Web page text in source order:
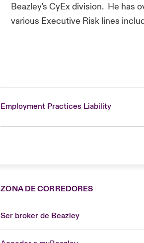
Beazley's CyEx division. He has
various Executive Risk lines
Employment Practices Liability
ZONA DE CORREDORES
Ser broker de Beazley